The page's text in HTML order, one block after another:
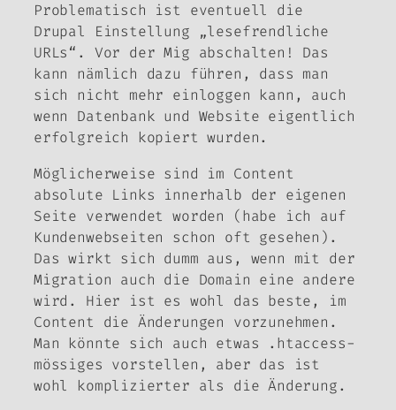
Problematisch ist eventuell die
Drupal Einstellung „lesefrendliche
URLs“. Vor der Mig abschalten! Das
kann nämlich dazu führen, dass man
sich nicht mehr einloggen kann, auch
wenn Datenbank und Website eigentlich
erfolgreich kopiert wurden.
Möglicherweise sind im Content
absolute Links innerhalb der eigenen
Seite verwendet worden (habe ich auf
Kundenwebseiten schon oft gesehen).
Das wirkt sich dumm aus, wenn mit der
Migration auch die Domain eine andere
wird. Hier ist es wohl das beste, im
Content die Änderungen vorzunehmen.
Man könnte sich auch etwas .htaccess-
mössiges vorstellen, aber das ist
wohl komplizierter als die Änderung.